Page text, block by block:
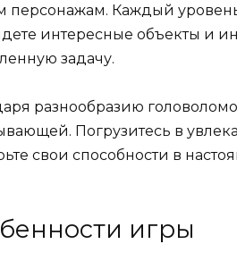
персонажам. Каждый
интересные объекты и
задачу.
разнообразию
Погрузитесь в
свои способности в
игры